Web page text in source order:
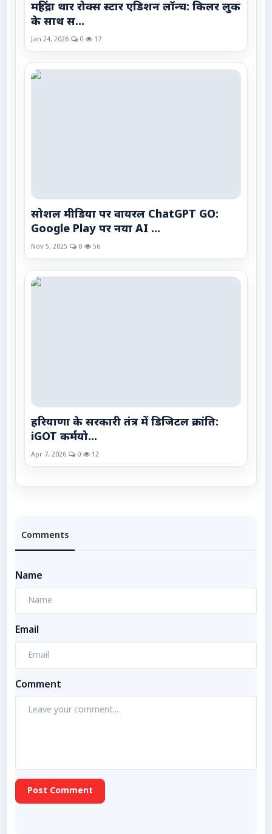
महिंद्रा थार रोक्स स्टार एडिशन लॉन्च: किलर लुक
के साथ स...
Jan 24, 2026 0 17
सोशल मीडिया पर वायरल ChatGPT GO:
Google Play पर नया AI ...
Nov 5, 2025 0 56
हरियाणा के सरकारी तंत्र में डिजिटल क्रांति:
iGOT कर्मयो...
Apr 7, 2026 0 12
Comments
Name
Email
Comment
Post Comment